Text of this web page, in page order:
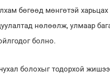
бөгөөд мөнгөтэй
нөлөөлж, улмаар
болно.
болохыг тодорхой